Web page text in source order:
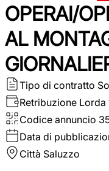
OPERAI/
AL
Tipo di contratto
Retribuzione Lorda
Codice annuncio
Data di
Città Saluzzo